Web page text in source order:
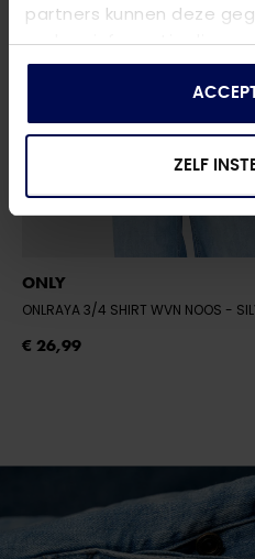
partners kunnen deze
andere informatie die u
die ze hebben verzameld
ZELF
ONLY
ONLRAYA 3/4 SHIRT WVN NOOS -
€ 26,99